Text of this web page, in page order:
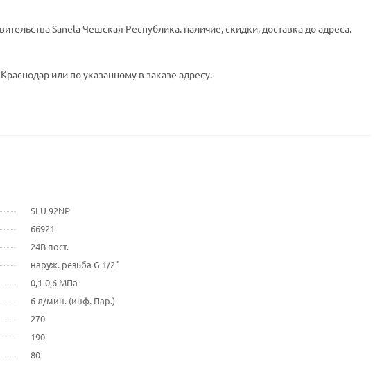
Sanela Чешская Республика. наличие, скидки, доставка до адреса.
или по указанному в заказе адресу.
SLU 92NP
66921
24В пост.
наруж. резьба G 1/2"
0,1-0,6 МПа
6 л/мин. (инф. Пар.)
270
190
80